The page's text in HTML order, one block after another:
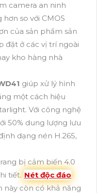
camera an ninh
so với CMOS
của sản phẩm sản
đặt ở các vị trí ngoài
kho hàng nhà
giúp xử lý hình
một cách hiệu
Với công nghệ
50% dung lượng lưu
dạng nén H.265,
bị cảm biến 4.0
tiết. Nét độc đáo
này còn có khả năng